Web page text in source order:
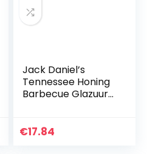
Jack Daniel’s
Tennessee Honing
Barbecue Glazuur
€17.84